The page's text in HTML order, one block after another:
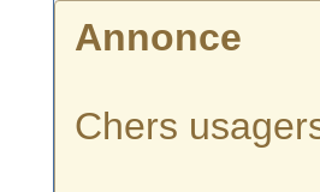
Annonce
Chers